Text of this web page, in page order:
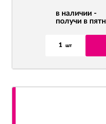
в наличии -
получи в
1 шт